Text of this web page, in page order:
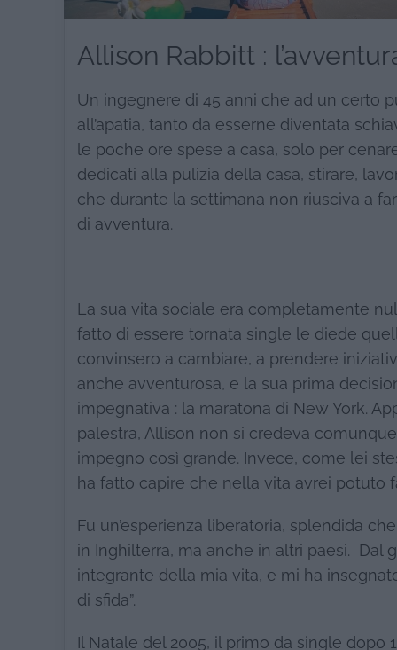
Allison Rabbitt :
Un ingegnere di 45 anni che ad un certo
all’apatia, tanto da esserne diventata
le poche ore spese a casa, solo per
dedicati alla pulizia della casa, stirare,
che durante la settimana non riusciva a
di avventura.
La sua vita sociale era completamente
fatto di essere tornata single le diede
convinsero a cambiare, a prendere
anche avventurosa, e la sua prima
impegnativa : la maratona di New York.
palestra, Allison non si credeva
impegno così grande. Invece, come lei
ha fatto capire che nella vita avrei potuto
Fu un’esperienza liberatoria, splendida
in Inghilterra, ma anche in altri paesi. Dal
integrante della mia vita, e mi ha
di sfida”.
Il Natale del 2005, il primo da single dopo